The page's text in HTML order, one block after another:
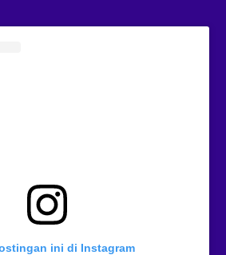
ini di Instagram